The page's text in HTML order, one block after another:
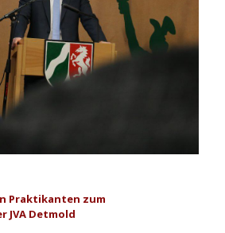
Praktikanten zum
JVA Detmold